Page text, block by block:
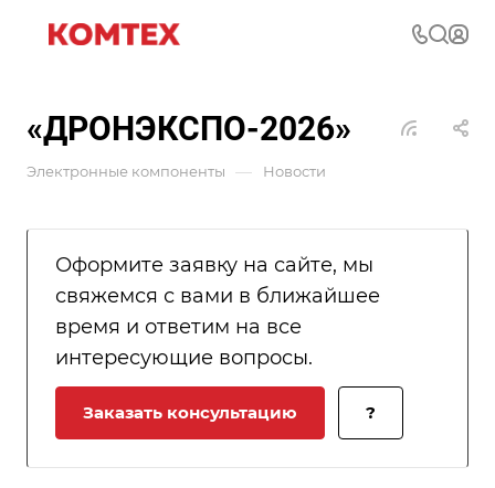
«ДРОНЭКСПО-2026»
Электронные компоненты — Новости
Оформите заявку на сайте, мы
свяжемся с вами в ближайшее
время и ответим на все
интересующие вопросы.
Заказать консультацию ?